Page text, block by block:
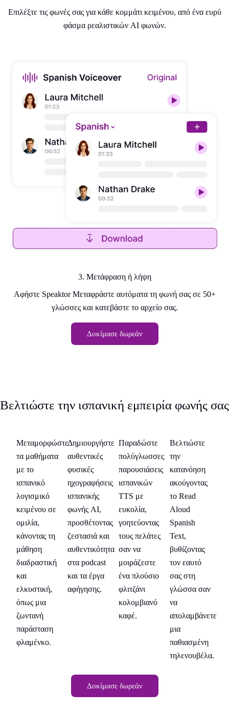
Επιλέξτε τις φωνές σας για κάθε κομμάτι κειμένου, από ένα ευρύ
φάσμα ρεαλιστικών AI φωνών.
3. Μετάφραση ή λήψη
Αφήστε Speaktor Μεταφράστε αυτόματα τη φωνή σας σε 50+
γλώσσες και κατεβάστε το αρχείο σας.
Δοκίμασε δωρεάν
Βελτιώστε την ισπανική εμπειρία φωνής σας
Μεταμορφώστε
τα μαθήματα
με το
ισπανικό
λογισμικό
κειμένου σε
ομιλία,
κάνοντας τη
μάθηση
διαδραστική
και
ελκυστική,
όπως μια
ζωντανή
παράσταση
φλαμένκο.
περιεχομένου
Δημιουργήστε
αυθεντικές
φυσικές
ηχογραφήσεις
ισπανικής
φωνής AI,
προσθέτοντας
ζεστασιά και
αυθεντικότητα
στα podcast
και τα έργα
αφήγησης.
Παραδώστε
πολύγλωσσες
παρουσιάσεις
ισπανικών
TTS με
ευκολία,
γοητεύοντας
τους πελάτες
σαν να
μοιράζεστε
ένα πλούσιο
φλιτζάνι
κολομβιανό
καφέ.
Ξένων
Γλωσσών
Βελτιώστε
την
κατανόηση
ακούγοντας
το Read
Aloud
Spanish
Text,
βυθίζοντας
τον εαυτό
σας στη
γλώσσα σαν
να
απολαμβάνετε
μια
παθιασμένη
τηλενουβέλα.
Δοκίμασε δωρεάν